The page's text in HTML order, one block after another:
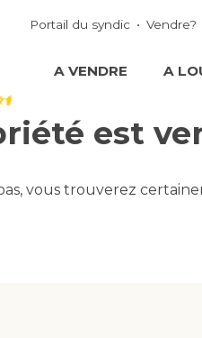
Portail du syndic Vendre?
A VENDRE A
est
vous trouverez